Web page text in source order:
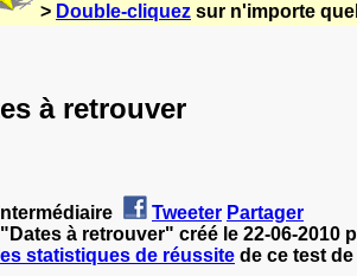
> Double-cliquez sur n'importe
à retrouver
Intermédiaire Tweeter Partager
à retrouver" créé le 22-06-2010
statistiques de réussite de ce test